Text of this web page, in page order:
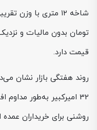
قیمت دارد.
روند هفتگی بازار نشان
32 امیرکبیر به‌طور
روشنی برای خریداران